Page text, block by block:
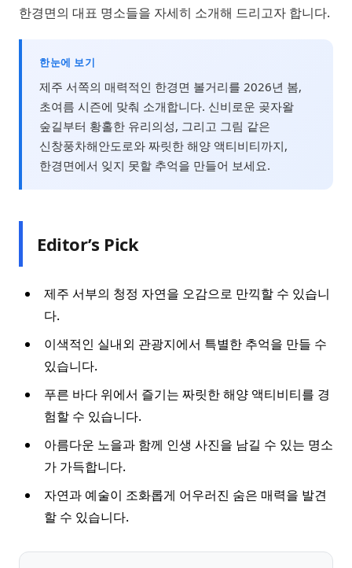
한경면의 대표 명소들을 자세히 소개해 드리고자 합니다.
한눈에 보기
제주 서쪽의 매력적인 한경면 볼거리를 2026년 봄,
초여름 시즌에 맞춰 소개합니다. 신비로운 곶자왈
숲길부터 황홀한 유리의성, 그리고 그림 같은
신창풍차해안도로와 짜릿한 해양 액티비티까지,
한경면에서 잊지 못할 추억을 만들어 보세요.
Editor’s Pick
제주 서부의 청정 자연을 오감으로 만끽할 수 있습니
다.
이색적인 실내외 관광지에서 특별한 추억을 만들 수
있습니다.
푸른 바다 위에서 즐기는 짜릿한 해양 액티비티를 경
험할 수 있습니다.
아름다운 노을과 함께 인생 사진을 남길 수 있는 명소
가 가득합니다.
자연과 예술이 조화롭게 어우러진 숨은 매력을 발견
할 수 있습니다.